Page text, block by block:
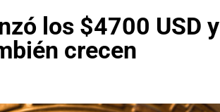
los $4700 USD y
crecen